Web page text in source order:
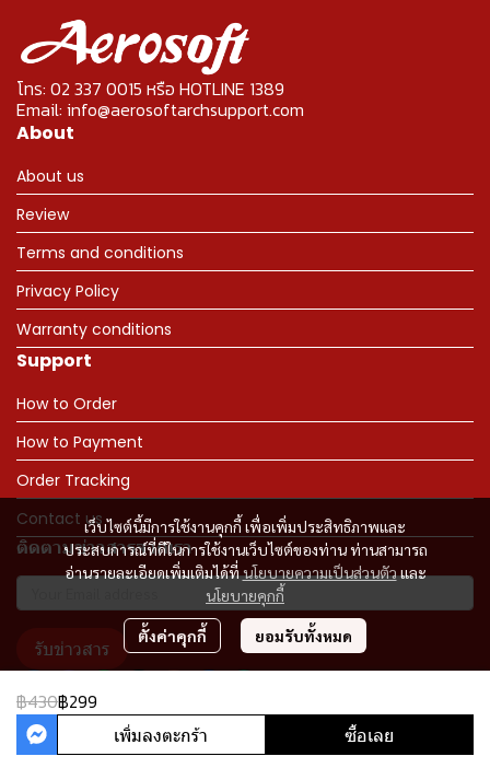
฿430฿299
เพิ่มลงตะกร้า ซื้อเลย
เว็บไซต์นี้มีการใช้งานคุกกี้ เพื่อเพิ่มประสิทธิภาพและ
ประสบการณ์ที่ดีในการใช้งานเว็บไซต์ของท่าน ท่านสามารถ
อ่านรายละเอียดเพิ่มเติมได้ที่นโยบายความเป็นส่วนตัวและ
นโยบายคุกกี้
ตั้งค่าคุกกี้ ยอมรับทั้งหมด
โทร: 02 337 0015 หรือ HOTLINE 1389
Email: info@aerosoftarchsupport.com
About
About us
Review
Terms and conditions
Privacy Policy
Warranty conditions
Support
How to Order
How to Payment
Order Tracking
Contact us
ติดตามข่าวสารจากเรา
รับข่าวสาร
Copyright 2023 | All Rights Reserved | Powered by MWE